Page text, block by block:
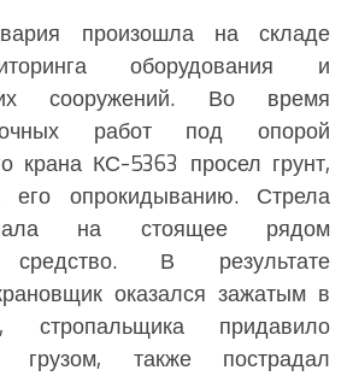
произошла на складе
оборудования и
сооружений. Во время
работ под опорой
крана КС-5363 просел грунт,
опрокидыванию. Стрела
на стоящее рядом
средство. В результате
оказался зажатым в
стропальщика придавило
грузом, также пострадал